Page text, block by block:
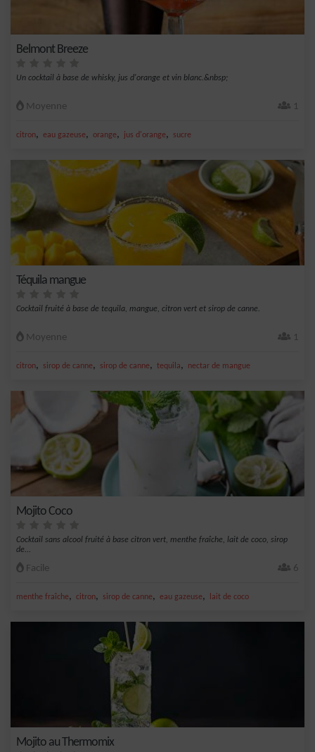
Belmont Breeze
Un cocktail à base de whisky, jus d'orange et vin blanc.&nbsp;
Moyenne 1
citron, eau gazeuse, orange, jus d'orange, sucre
Téquila mangue
Cocktail fruité à base de tequila, mangue, citron vert et sirop de canne.
Moyenne 1
citron, sirop de canne, sirop de canne, tequila, nectar de mangue
Mojito Coco
Cocktail sans alcool fruité à base citron vert, menthe fraîche, lait de coco, sirop
de...
Facile 6
menthe fraîche, citron, sirop de canne, eau gazeuse, lait de coco
Mojito au Thermomix